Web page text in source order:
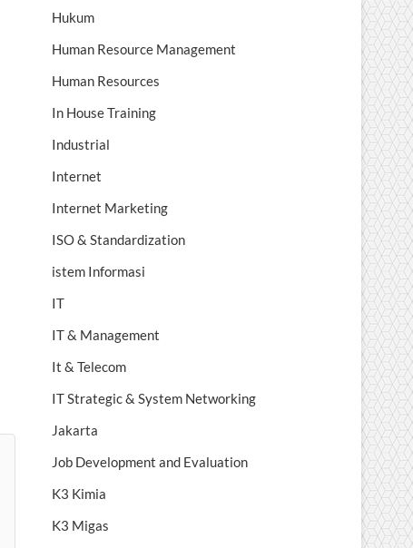
Hukum
Human Resource Management
Human Resources
In House Training
Industrial
Internet
Internet Marketing
ISO & Standardization
istem Informasi
IT
IT & Management
It & Telecom
IT Strategic & System Networking
Jakarta
Job Development and Evaluation
K3 Kimia
K3 Migas